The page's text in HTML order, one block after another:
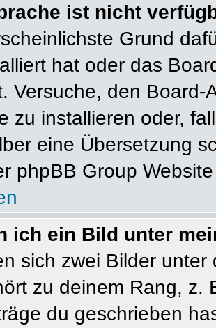
ist nicht
Grund
hat oder das
Versuche, den
zu installieren oder,
eine Übersetzung
phpBB Group
ich ein Bild unter
sich zwei Bilder
zu deinem Rang, z.
du geschrieben